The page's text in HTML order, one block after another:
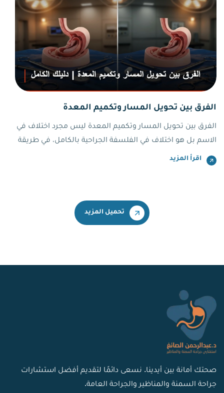
الفرق بين تحويل المسار وتكميم المعدة
الفرق بين تحويل المسار وتكميم المعدة ليس مجرد اختلاف في
الاسم بل هو اختلاف في الفلسفة الجراحية بالكامل، في طريقة
عمل الجهاز الهضمي، وفي مسار حياتك بعد العملية.
اقرأ المزيد
تحميل المزيد
صحتك أمانة بين أيدينا. نسعى دائمًا لتقديم أفضل استشارات
جراحة السمنة والمناظير والجراحة العامة.